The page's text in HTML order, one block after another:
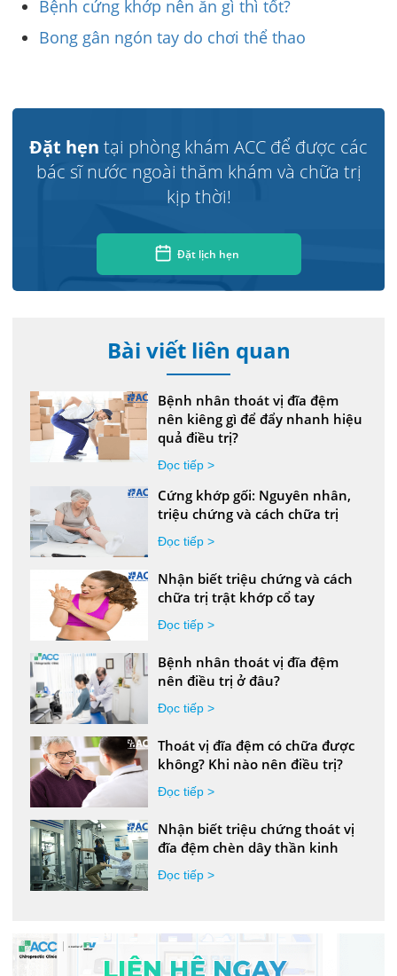
Bệnh cứng khớp nên ăn gì thì tốt?
Bong gân ngón tay do chơi thể thao
Đặt hẹn tại phòng khám ACC để được các
bác sĩ nước ngoài thăm khám và chữa trị
kịp thời!
Đặt lịch hẹn
Bài viết liên quan
Bệnh nhân thoát vị đĩa đệm
nên kiêng gì để đẩy nhanh hiệu
quả điều trị?
Đọc tiếp >
Cứng khớp gối: Nguyên nhân,
triệu chứng và cách chữa trị
Đọc tiếp >
Nhận biết triệu chứng và cách
chữa trị trật khớp cổ tay
Đọc tiếp >
Bệnh nhân thoát vị đĩa đệm
nên điều trị ở đâu?
Đọc tiếp >
Thoát vị đĩa đệm có chữa được
không? Khi nào nên điều trị?
Đọc tiếp >
Nhận biết triệu chứng thoát vị
đĩa đệm chèn dây thần kinh
Đọc tiếp >